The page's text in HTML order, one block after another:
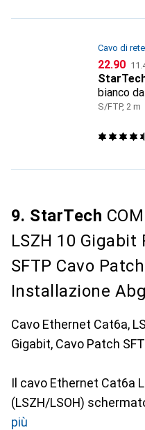
Cavo di rete
CHF
22.90
bianco
S/FTP, 2 m
9. StarTech
LSZH 10 Gigabit
SFTP Cavo
Installazione
Cavo Ethernet Cat6a,
Gigabit, Cavo Patch
Il cavo Ethernet Cat6a
(LSZH/LSOH)
più